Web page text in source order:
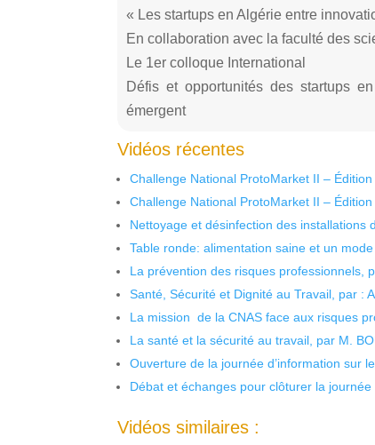
« Les startups en Algérie entre
En collaboration avec la faculté des
Le 1er colloque International
Défis et opportunités des startups
émergent
Vidéos récentes
Challenge National ProtoMarket II –
Challenge National ProtoMarket II – Édition
Nettoyage et désinfection des installations
Table ronde: alimentation saine et un
La prévention des risques professionnels,
Santé, Sécurité et Dignité au Travail, par :
La mission de la CNAS face aux risques
La santé et la sécurité au travail, par M.
Ouverture de la journée d’information sur
Débat et échanges pour clôturer la journée
Vidéos similaires :